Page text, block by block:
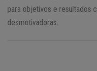
para objetivos e resultados
desmotivadoras.